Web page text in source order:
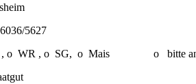
5627
, o WR , o SG, o Mais o bitte